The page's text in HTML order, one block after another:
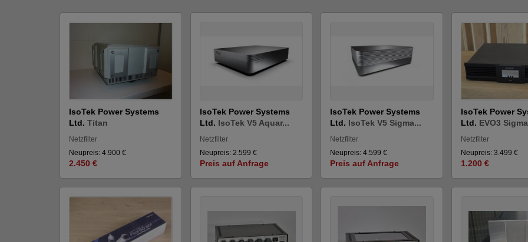
IsoTek Power Systems
Ltd. Titan
Netzfilter
Neupreis: 4.900 €
2.450 €
IsoTek Power Systems
Ltd. IsoTek V5 Aquar...
Netzfilter
Neupreis: 2.599 €
Preis auf Anfrage
IsoTek Power Systems
Ltd. IsoTek V5 Sigma...
Netzfilter
Neupreis: 4.599 €
Preis auf Anfrage
IsoTek Power
Ltd. EVO3
Netzfilter
Neupreis: 3.499 €
1.200 €